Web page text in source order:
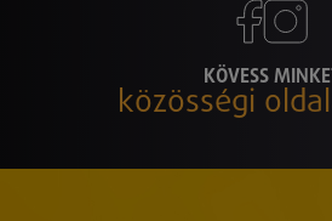
KÖVESS
közösségi